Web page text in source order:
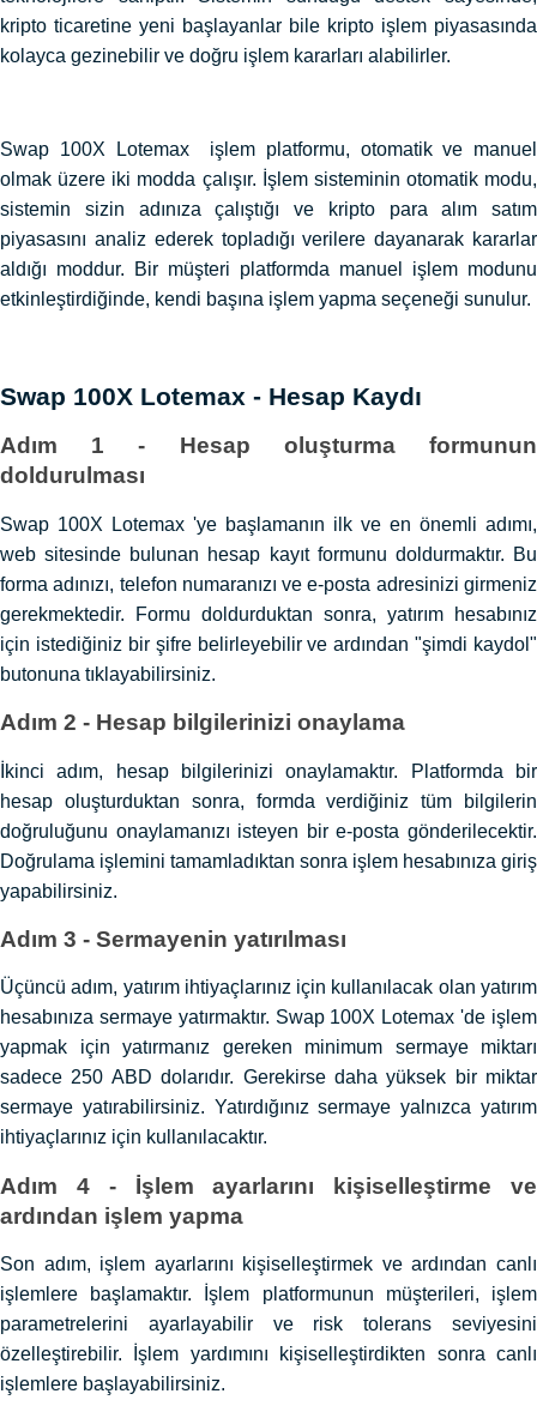
kripto ticaretine yeni başlayanlar bile kripto işlem piyasasında
kolayca gezinebilir ve doğru işlem kararları alabilirler.
Swap 100X Lotemax işlem platformu, otomatik ve manuel
olmak üzere iki modda çalışır. İşlem sisteminin otomatik modu,
sistemin sizin adınıza çalıştığı ve kripto para alım satım
piyasasını analiz ederek topladığı verilere dayanarak kararlar
aldığı moddur. Bir müşteri platformda manuel işlem modunu
etkinleştirdiğinde, kendi başına işlem yapma seçeneği sunulur.
Swap 100X Lotemax - Hesap Kaydı
Adım 1 - Hesap oluşturma formunun
doldurulması
Swap 100X Lotemax 'ye başlamanın ilk ve en önemli adımı,
web sitesinde bulunan hesap kayıt formunu doldurmaktır. Bu
forma adınızı, telefon numaranızı ve e-posta adresinizi girmeniz
gerekmektedir. Formu doldurduktan sonra, yatırım hesabınız
için istediğiniz bir şifre belirleyebilir ve ardından "şimdi kaydol"
butonuna tıklayabilirsiniz.
Adım 2 - Hesap bilgilerinizi onaylama
İkinci adım, hesap bilgilerinizi onaylamaktır. Platformda bir
hesap oluşturduktan sonra, formda verdiğiniz tüm bilgilerin
doğruluğunu onaylamanızı isteyen bir e-posta gönderilecektir.
Doğrulama işlemini tamamladıktan sonra işlem hesabınıza giriş
yapabilirsiniz.
Adım 3 - Sermayenin yatırılması
Üçüncü adım, yatırım ihtiyaçlarınız için kullanılacak olan yatırım
hesabınıza sermaye yatırmaktır. Swap 100X Lotemax 'de işlem
yapmak için yatırmanız gereken minimum sermaye miktarı
sadece 250 ABD dolarıdır. Gerekirse daha yüksek bir miktar
sermaye yatırabilirsiniz. Yatırdığınız sermaye yalnızca yatırım
ihtiyaçlarınız için kullanılacaktır.
Adım 4 - İşlem ayarlarını kişiselleştirme ve
ardından işlem yapma
Son adım, işlem ayarlarını kişiselleştirmek ve ardından canlı
işlemlere başlamaktır. İşlem platformunun müşterileri, işlem
parametrelerini ayarlayabilir ve risk tolerans seviyesini
özelleştirebilir. İşlem yardımını kişiselleştirdikten sonra canlı
işlemlere başlayabilirsiniz.